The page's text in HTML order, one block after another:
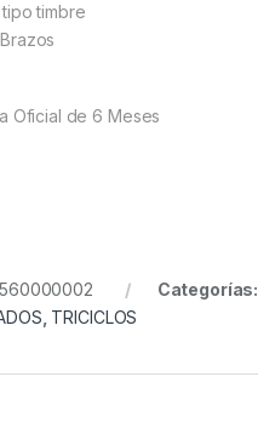
timbre
Oficial de 6 Meses
Categorías:
TRICICLOS